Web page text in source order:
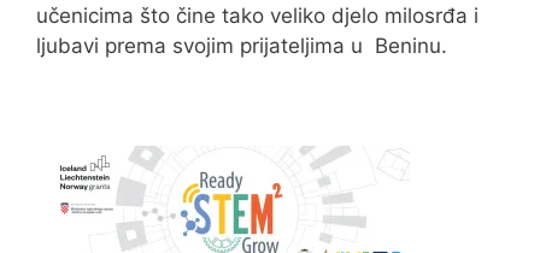
učenicima što čine tako veliko djelo milosrđa i
ljubavi prema svojim prijateljima u Beninu.